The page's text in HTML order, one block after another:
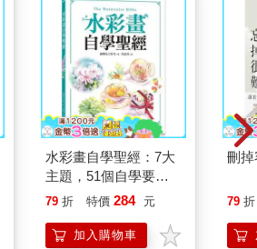
水彩畫自學聖經：7大
主題，51個自學要
點，一本最全面的水彩
79 折 特價 284 元
加入購物車
刪
79 折